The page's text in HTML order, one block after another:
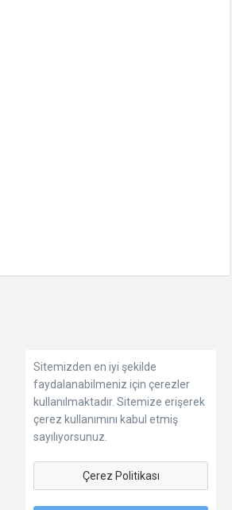
Sitemizden en iyi şekilde
faydalanabilmeniz için çerezler
kullanılmaktadır. Sitemize erişerek
çerez kullanımını kabul etmiş
sayılıyorsunuz.
Çerez Politikası